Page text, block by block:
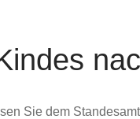
Sie dem